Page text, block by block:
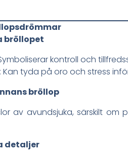
bröllopet
kontroll och
Kan tyda på oro och stress
bröllop
av avundsjuka, särskilt
detaljer